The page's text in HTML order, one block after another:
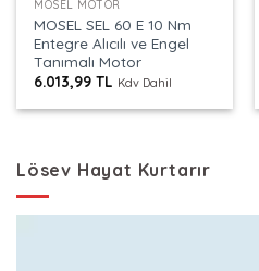
MOSEL MOTOR
MOSEL SEL 60 E 10 Nm
Entegre Alıcılı ve Engel
Tanımalı Motor
6.013,99TL Kdv Dahil
Lösev Hayat Kurtarır